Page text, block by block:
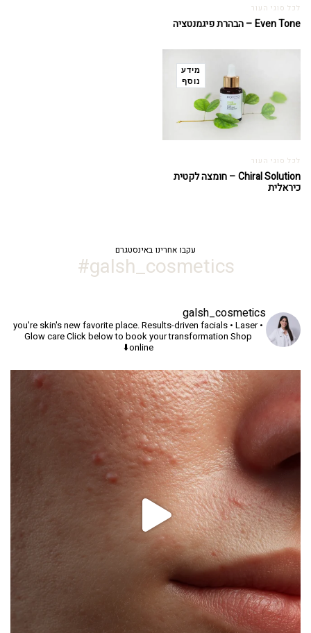
לכל סוגי העור
Even Tone – הבהרת פיגמנטציה
מידע
נוסף
לכל סוגי העור
Chiral Solution – חומצה לקטית
כיראלית
עקבו אחרינו באינסטגרם
galsh_cosmetics#
galsh_cosmetics
you're skin's new favorite place.Results-driven facials • Laser •
Glow careClick below to book your transformation Shop
online⬇️